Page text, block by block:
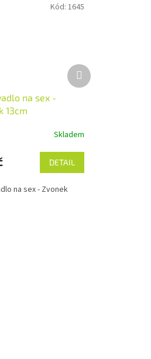
na sex -
13cm
Skladem
DETAIL
na sex - Zvonek
Kód: 1645
Další
produkt